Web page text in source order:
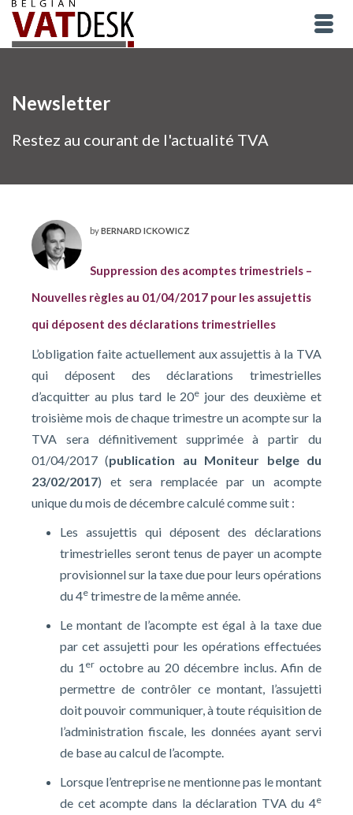
Newsletter
Restez au courant de l'actualité TVA
byBERNARD ICKOWICZ
Suppression des acomptes trimestriels –
Nouvelles règles au 01/04/2017 pour les assujettis
qui déposent des déclarations trimestrielles
L’obligation faite actuellement aux assujettis à la TVA
qui déposent des déclarations trimestrielles
d’acquitter au plus tard le 20e jour des deuxième et
troisième mois de chaque trimestre un acompte sur la
TVA sera définitivement supprimée à partir du
01/04/2017 (publication au Moniteur belge du
23/02/2017) et sera remplacée par un acompte
unique du mois de décembre calculé comme suit :
Les assujettis qui déposent des déclarations
trimestrielles seront tenus de payer un acompte
provisionnel sur la taxe due pour leurs opérations
du 4e trimestre de la même année.
Le montant de l’acompte est égal à la taxe due
par cet assujetti pour les opérations effectuées
du 1 eroctobre au 20 décembre inclus. Afin de
permettre de contrôler ce montant, l’assujetti
doit pouvoir communiquer, à toute réquisition de
l’administration fiscale, les données ayant servi
de base au calcul de l’acompte.
Lorsque l’entreprise ne mentionne pas le montant
de cet acompte dans la déclaration TVA du 4e